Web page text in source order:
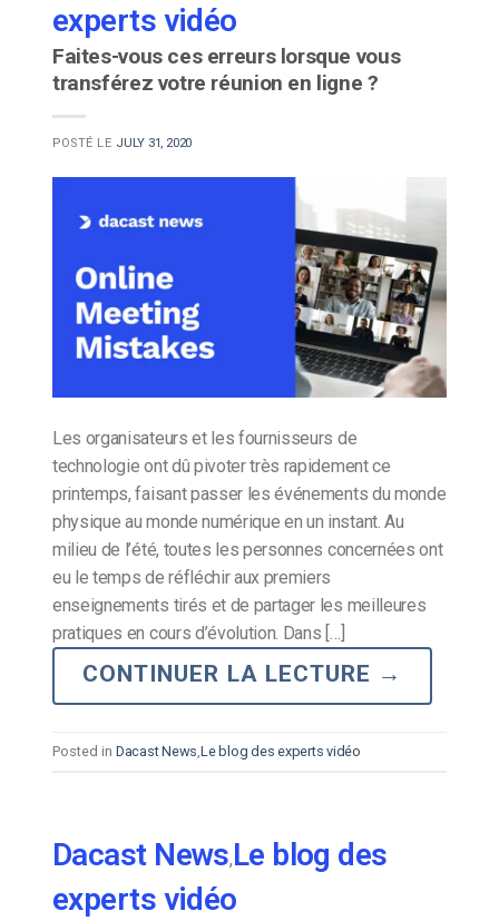
experts vidéo
Faites-vous ces erreurs lorsque vous
transférez votre réunion en ligne ?
POSTÉ LE JULY 31, 2020
Les organisateurs et les fournisseurs de
technologie ont dû pivoter très rapidement ce
printemps, faisant passer les événements du monde
physique au monde numérique en un instant. Au
milieu de l’été, toutes les personnes concernées ont
eu le temps de réfléchir aux premiers
enseignements tirés et de partager les meilleures
pratiques en cours d’évolution. Dans […]
CONTINUER LA LECTURE →
Posted in Dacast News ,Le blog des experts vidéo
Dacast News,Le blog des
experts vidéo